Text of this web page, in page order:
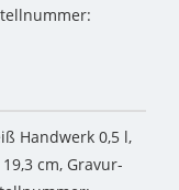
Handwerk 0,5 l,
cm, Gravur-